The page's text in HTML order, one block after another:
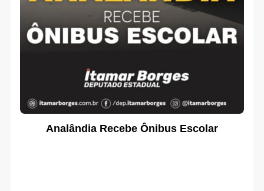
Analândia Recebe Ônibus Escolar